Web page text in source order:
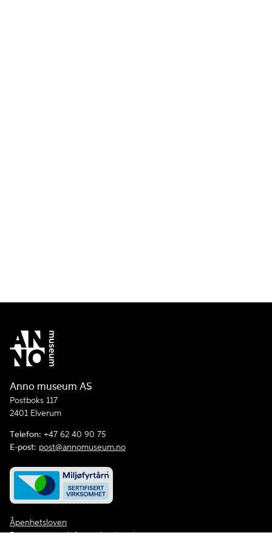
Anno museum AS
Postboks 117
2401 Elverum
Telefon: +47 62 40 90 75
E-post: post@annomuseum.no
Åpenhetsloven